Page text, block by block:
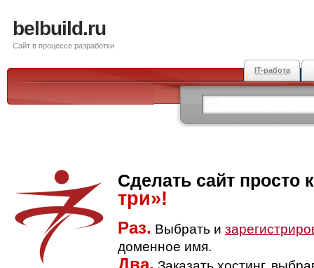
belbuild.ru
Сайт в процессе разработки
IT-работа
Сделать сайт просто
три»!
Раз. Выбрать и
доменное имя.
Два.